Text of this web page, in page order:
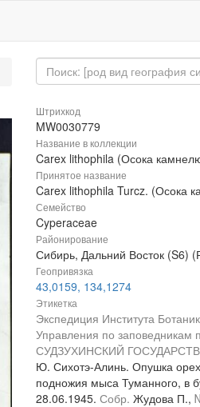
Штрихкод
MW0030779
Название в коллекции
Carex lithophila (Осока
Принятое название
Carex lithophila Turcz. (Осока
Семейство
Cyperaceae
Районирование
Сибирь, Дальний Восток (S6)
Геопривязка
43,0159, 134,1274
Этикетка
Экспедиция Института
Управления по
СУДЗУХИНСКИЙ
Ю. Сихотэ-Алинь. Опушка
подножия мыса Туманного, в
28.06.1945. Собр. Жудова П.,